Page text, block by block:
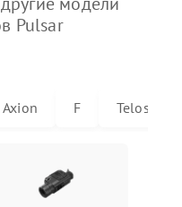
Pulsar
Axion F Telos